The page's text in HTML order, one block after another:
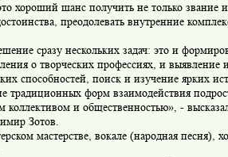
хороший шанс получить не только звание
преодолевать внутренние
сразу нескольких задач: это и
о творческих профессиях, и выявление
способностей, поиск и изучение ярких
традиционных форм взаимодействия
коллективом и общественностью», -
Зотов.
мастерстве, вокале (народная песня),